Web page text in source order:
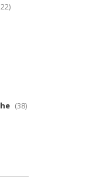
(38)